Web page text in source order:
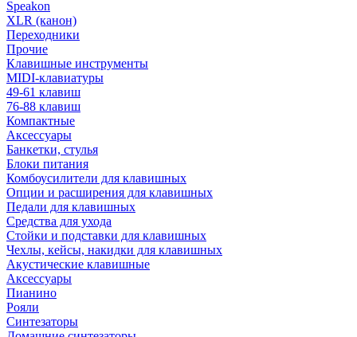
Speakon
XLR (канон)
Переходники
Прочие
Клавишные инструменты
MIDI-клавиатуры
49-61 клавиш
76-88 клавиш
Компактные
Аксессуары
Банкетки, стулья
Блоки питания
Комбоусилители для клавишных
Опции и расширения для клавишных
Педали для клавишных
Средства для ухода
Стойки и подставки для клавишных
Чехлы, кейсы, накидки для клавишных
Акустические клавишные
Аксессуары
Пианино
Рояли
Синтезаторы